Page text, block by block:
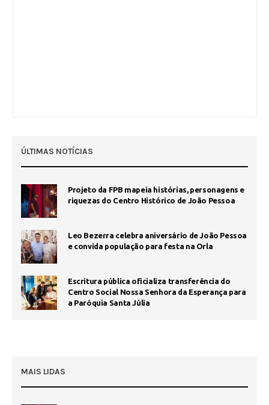
ÚLTIMAS NOTÍCIAS
Projeto da FPB mapeia histórias, personagens e
riquezas do Centro Histórico de João Pessoa
Leo Bezerra celebra aniversário de João Pessoa
e convida população para festa na Orla
Escritura pública oficializa transferência do
Centro Social Nossa Senhora da Esperança para
a Paróquia Santa Júlia
MAIS LIDAS